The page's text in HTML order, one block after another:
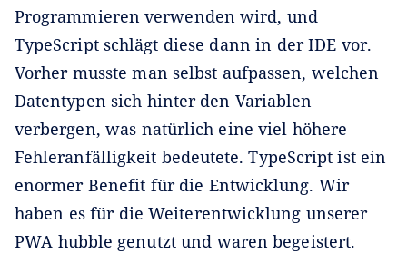
Programmieren verwenden wird, und
TypeScript schlägt diese dann in der IDE vor.
Vorher musste man selbst aufpassen, welchen
Datentypen sich hinter den Variablen
verbergen, was natürlich eine viel höhere
Fehleranfälligkeit bedeutete. TypeScript ist ein
enormer Benefit für die Entwicklung. Wir
haben es für die Weiterentwicklung unserer
PWA hubble genutzt und waren begeistert.